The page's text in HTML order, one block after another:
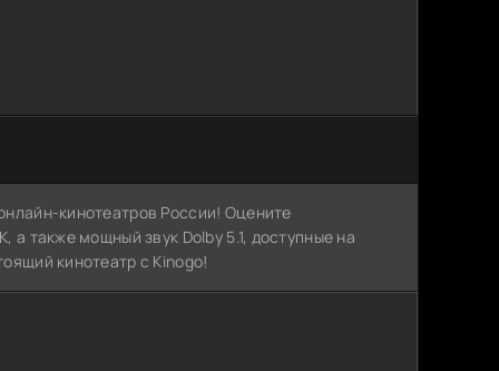
кинотеатров России! Оцените
а также мощный звук Dolby 5.1, доступные на
кинотеатр с Kinogo!